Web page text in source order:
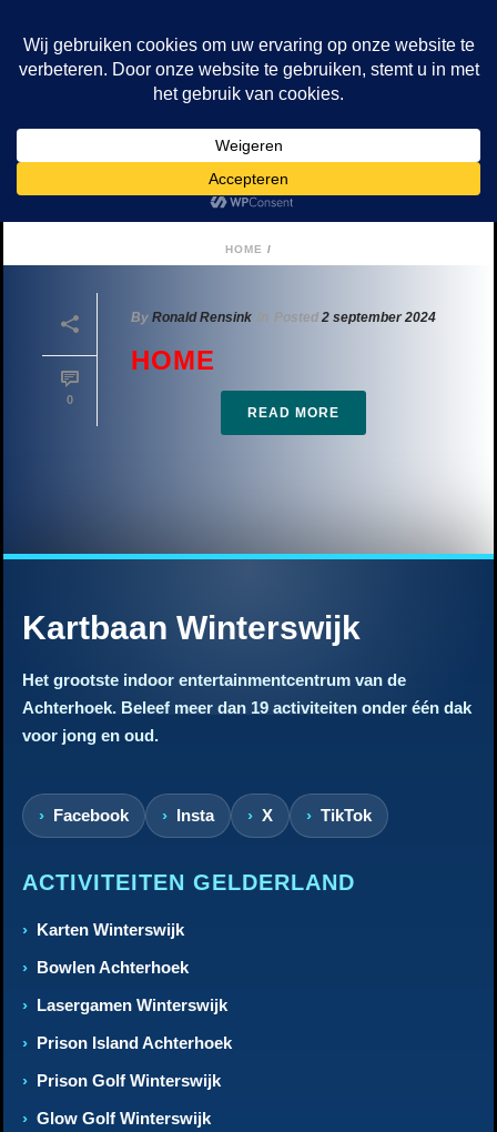
Tag Archives For: "Gratis Karten Winterswijk"
HOME /
0
By Ronald Rensink In Posted 2 september 2024
HOME
READ MORE
Kartbaan Winterswijk
Het grootste indoor entertainmentcentrum van de
Achterhoek. Beleef meer dan 19 activiteiten onder één dak
voor jong en oud.
Facebook Insta X TikTok
ACTIVITEITEN GELDERLAND
Karten Winterswijk
Bowlen Achterhoek
Lasergamen Winterswijk
Prison Island Achterhoek
Prison Golf Winterswijk
Glow Golf Winterswijk